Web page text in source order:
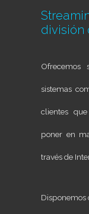
división
Ofrecemos
sistemas
clientes
poner en
través de
Disponemos